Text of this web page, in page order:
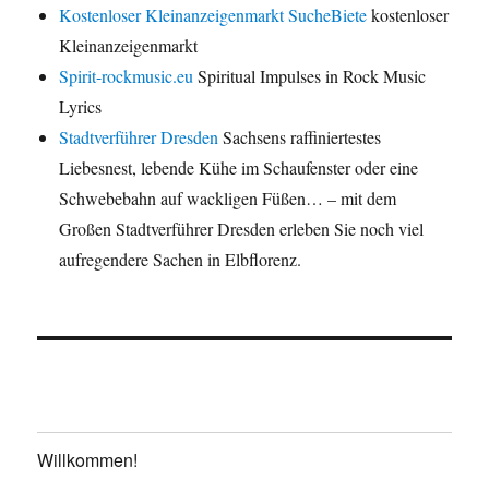
Kostenloser Kleinanzeigenmarkt SucheBietekostenloser
Kleinanzeigenmarkt
Spirit-rockmusic.euSpiritual Impulses in Rock Music
Lyrics
Stadtverführer DresdenSachsens raffiniertestes
Liebesnest, lebende Kühe im Schaufenster oder eine
Schwebebahn auf wackligen Füßen… – mit dem
Großen Stadtverführer Dresden erleben Sie noch viel
aufregendere Sachen in Elbflorenz.
Willkommen!